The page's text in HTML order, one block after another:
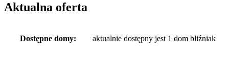
Aktualna oferta
Dostępne domy: aktualnie dostępny jest 1 dom bliźniak